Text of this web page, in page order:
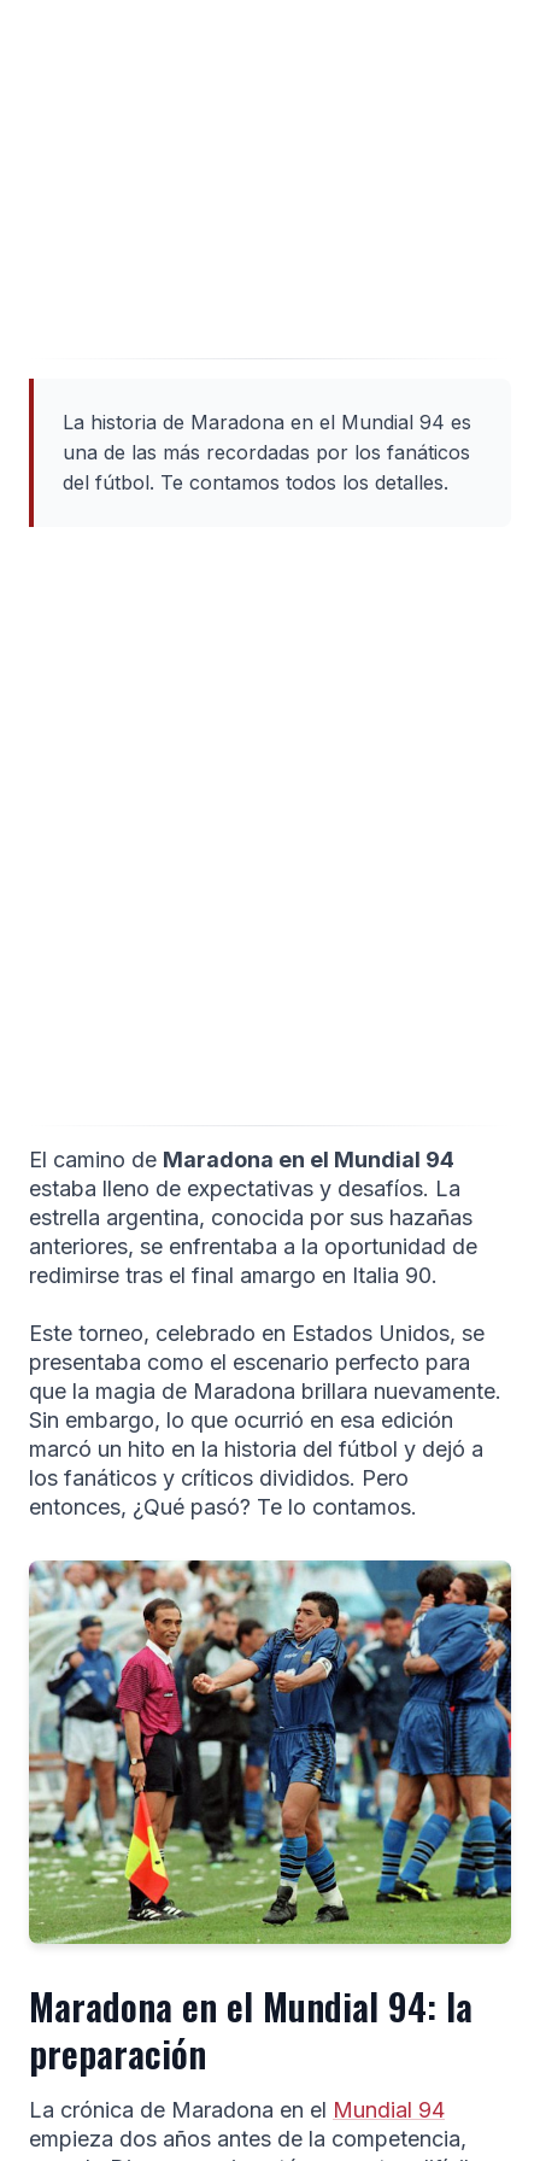
La historia de Maradona en el Mundial 94 es
una de las más recordadas por los fanáticos
del fútbol. Te contamos todos los detalles.
El camino de Maradona en el Mundial 94
estaba lleno de expectativas y desafíos. La
estrella argentina, conocida por sus hazañas
anteriores, se enfrentaba a la oportunidad de
redimirse tras el final amargo en Italia 90.
Este torneo, celebrado en Estados Unidos, se
presentaba como el escenario perfecto para
que la magia de Maradona brillara nuevamente.
Sin embargo, lo que ocurrió en esa edición
marcó un hito en la historia del fútbol y dejó a
los fanáticos y críticos divididos. Pero
entonces, ¿Qué pasó? Te lo contamos.
Maradona en el Mundial 94: la
preparación
La crónica de Maradona en el Mundial 94
empieza dos años antes de la competencia,